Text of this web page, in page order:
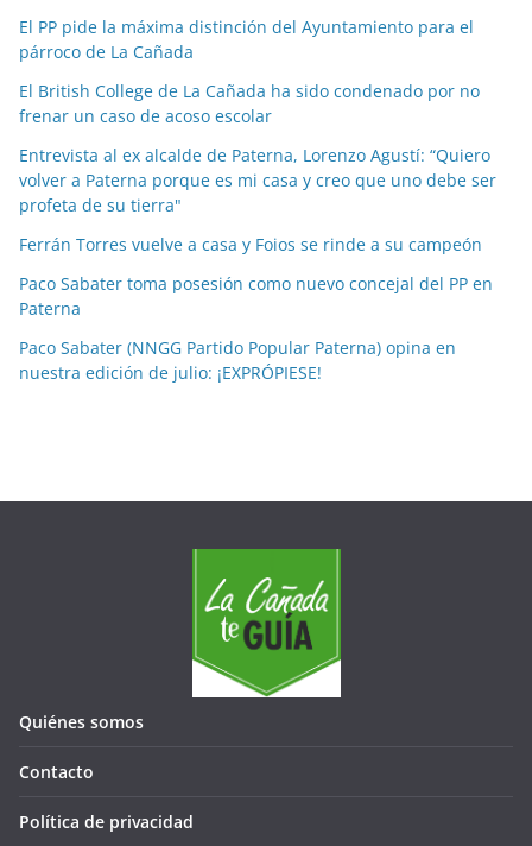
a
s
p
o
m
e
s
El PP pide la máxima distinción del Ayuntamiento para el
párroco de La Cañada
El British College de La Cañada ha sido condenado por no
frenar un caso de acoso escolar
Entrevista al ex alcalde de Paterna, Lorenzo Agustí: “Quiero
volver a Paterna porque es mi casa y creo que uno debe ser
profeta de su tierra"
Ferrán Torres vuelve a casa y Foios se rinde a su campeón
Paco Sabater toma posesión como nuevo concejal del PP en
Paterna
Paco Sabater (NNGG Partido Popular Paterna) opina en
nuestra edición de julio: ¡EXPRÓPIESE!
Quiénes somos
Contacto
Política de privacidad